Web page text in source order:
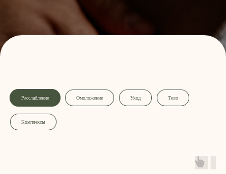
Расслабление Омоложение Уход Тело
Комплексы